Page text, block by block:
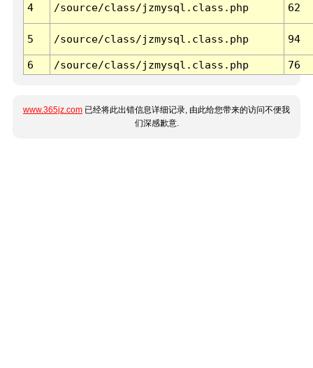
4 /source/class/jzmysql.class.php 62
5 /source/class/jzmysql.class.php 94
6 /source/class/jzmysql.class.php 76
www.365jz.com 已经将此出错信息详细记录, 由此给您带来的访问不便我
们深感歉意.